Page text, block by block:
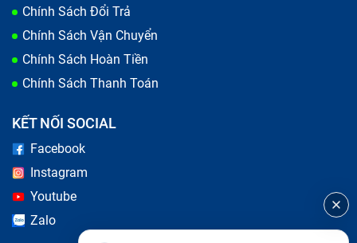
nguyên bộ màn hình chênh lệch nhau khá nhiều, thay
nguyên bộ màn hình có giá cao hơn, do đó bạn nên
đến những trung tâmsửa chữa iPhone
vấn để có lựa chọn đúng nhất.
Chính Sách Đổi Trả
Chính Sách Vận Chuyển
Chính Sách Hoàn Tiền
Chính Sách Thanh Toán
KẾT NỐI SOCIAL
Facebook
Instagram
Youtube
Zalo